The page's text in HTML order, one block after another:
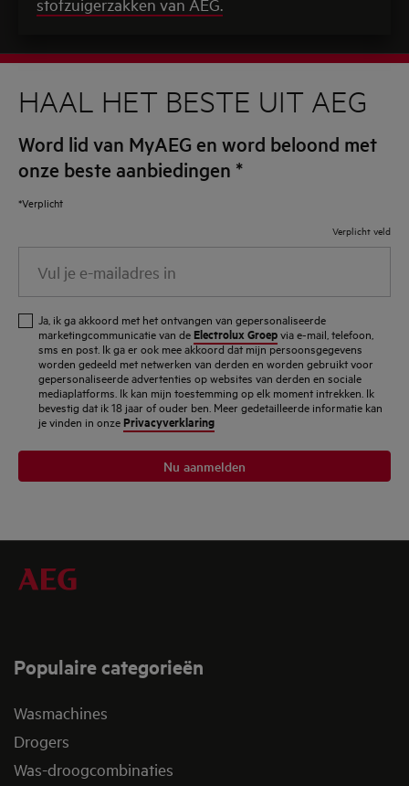
HAAL HET BESTE UIT AEG
Word lid van MyAEG en word beloond met
onze beste aanbiedingen *
*Verplicht
Verplicht veld
mailadres
Ja, ik ga akkoord met het ontvangen van gepersonaliseerde
marketingcommunicatie van de Electrolux Groepvia e-mail, telefoon,
sms en post. Ik ga er ook mee akkoord dat mijn persoonsgegevens
worden gedeeld met netwerken van derden en worden gebruikt voor
gepersonaliseerde advertenties op websites van derden en sociale
mediaplatforms. Ik kan mijn toestemming op elk moment intrekken. Ik
bevestig dat ik 18 jaar of ouder ben. Meer gedetailleerde informatie kan
je vinden in onze Privacyverklaring
Nu aanmelden
Populaire categorieën
Wasmachines
Drogers
Was-droogcombinaties